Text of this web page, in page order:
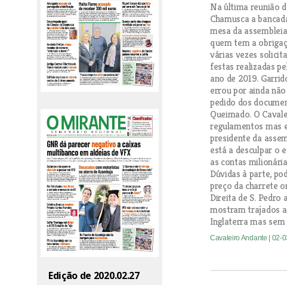
Edição de 2020.02.27
Na última reunião
Chamusca a
mesa da
quem tem a
várias vezes
festas realizadas
ano de 2019.
errou por ainda
pedido dos
Queimado. O
regulamentos mas
presidente da
está a desculpar o
as contas
Dúvidas à parte,
preço da charrete
Direita de S. Pedro
mostram trajados
Inglaterra mas
Cavaleiro Andante | 02-